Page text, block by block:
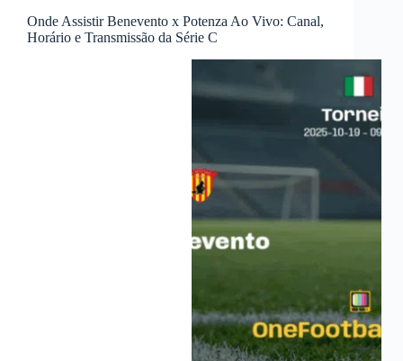
Onde Assistir Benevento x Potenza Ao Vivo: Canal,
Horário e Transmissão da Série C